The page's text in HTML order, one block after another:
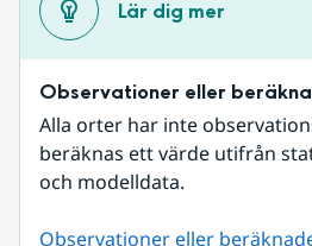
Lär dig mer
Observationer eller
Alla orter har inte
beräknas ett värde utifrån
och modelldata.
Observationer eller